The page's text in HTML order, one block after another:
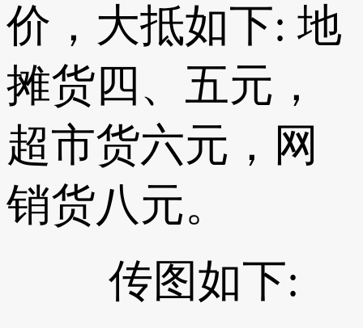
价，大抵如下: 地
摊货四、五元，
超市货六元，网
销货八元。
传图如下: